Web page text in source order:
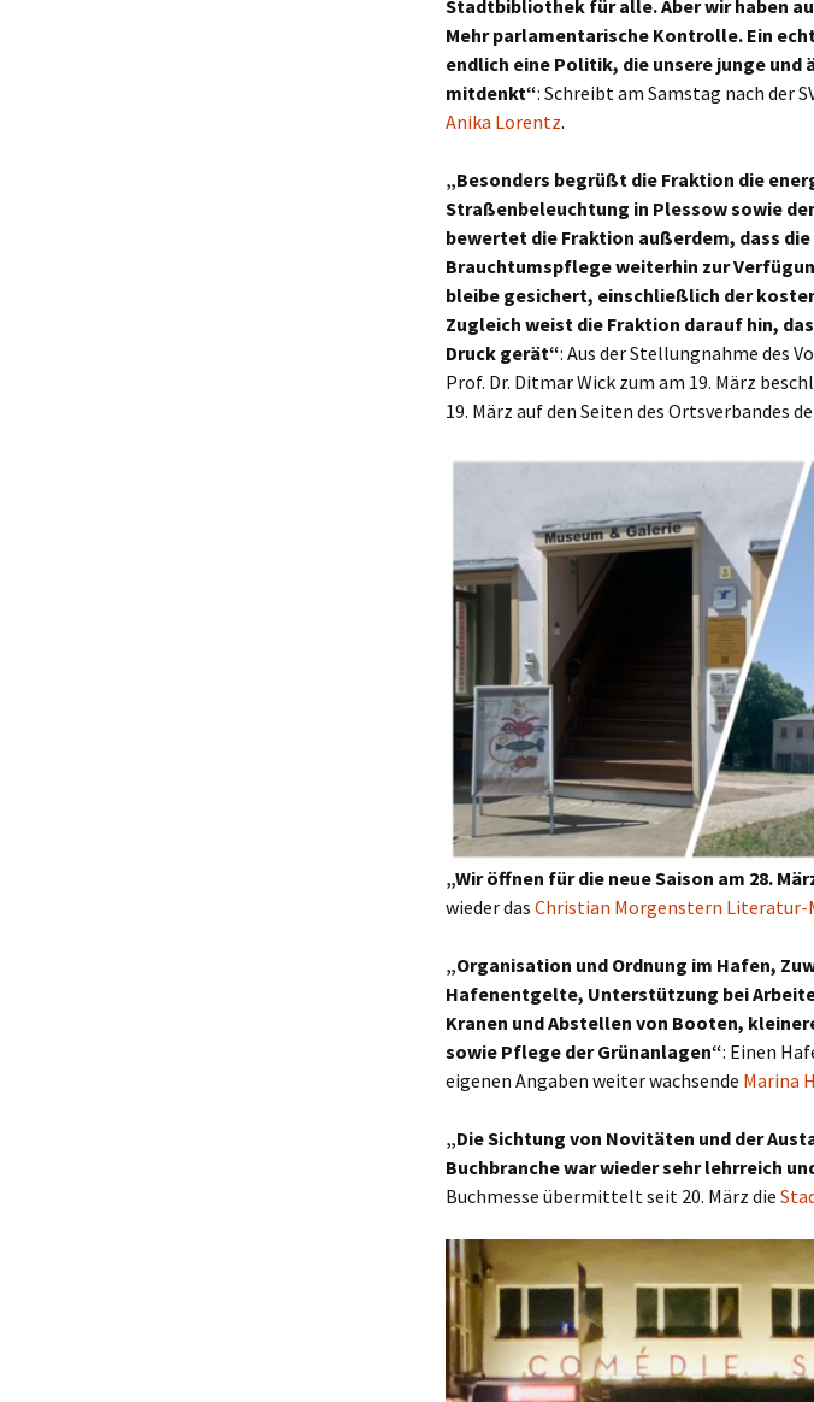
Stadtbibliothek für alle. Aber wir haben
Mehr parlamentarische Kontrolle. Ein
endlich eine Politik, die unsere junge
mitdenkt“: Schreibt am Samstag nach der
Anika Lorentz.
„Besonders begrüßt die Fraktion die
Straßenbeleuchtung in Plessow sowie
bewertet die Fraktion außerdem, dass
Brauchtumspflege weiterhin zur
bleibe gesichert, einschließlich der
Zugleich weist die Fraktion darauf hin,
Druck gerät“: Aus der Stellungnahme des
Prof. Dr. Ditmar Wick zum am 19. März
19. März auf den Seiten des Ortsverbandes
„Wir öffnen für die neue Saison am 28.
wieder das Christian Morgenstern Literatur-
„Organisation und Ordnung im Hafen,
Hafenentgelte, Unterstützung bei
Kranen und Abstellen von Booten,
sowie Pflege der Grünanlagen“: Einen
eigenen Angaben weiter wachsende Marina
„Die Sichtung von Novitäten und der
Buchbranche war wieder sehr lehrreich
Buchmesse übermittelt seit 20. März die